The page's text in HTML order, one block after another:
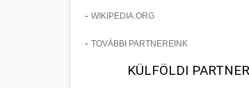
- WIKIPEDIA.ORG
- TOVÁBBI PARTNEREINK
KÜLFÖLDI